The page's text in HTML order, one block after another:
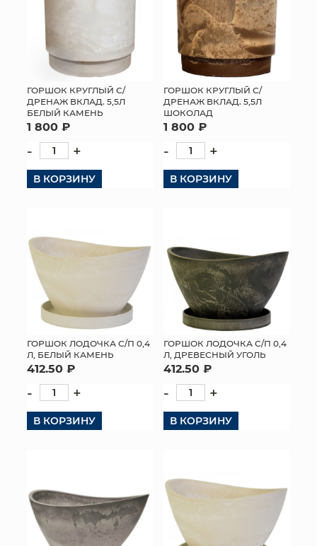
ГОРШОК КРУГЛЫЙ С/
ДРЕНАЖ ВКЛАД. 5,5Л
БЕЛЫЙ КАМЕНЬ
1 800 ₽
- +
В КОРЗИНУ
ГОРШОК КРУГЛЫЙ С/
ДРЕНАЖ ВКЛАД. 5,5Л
ШОКОЛАД
1 800 ₽
- +
В КОРЗИНУ
ГОРШОК ЛОДОЧКА С/П 0,4
Л, БЕЛЫЙ КАМЕНЬ
412.50 ₽
- +
В КОРЗИНУ
ГОРШОК ЛОДОЧКА С/П 0,4
Л, ДРЕВЕСНЫЙ УГОЛЬ
412.50 ₽
- +
В КОРЗИНУ